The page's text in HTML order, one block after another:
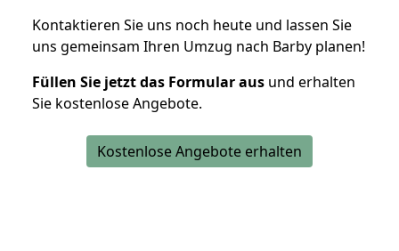
Kontaktieren Sie uns noch heute und lassen Sie
uns gemeinsam Ihren Umzug nach Barby planen!
Füllen Sie jetzt das Formular aus und erhalten
Sie kostenlose Angebote.
Kostenlose Angebote erhalten